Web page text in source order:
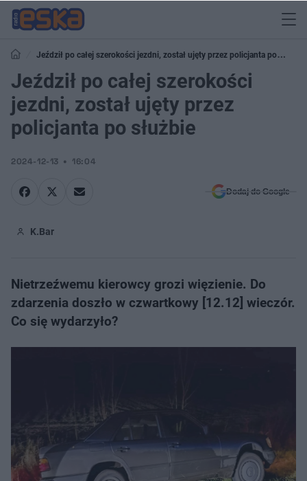
Jeździł po całej szerokości jezdni, został ujęty przez policjanta po
służbie
Jeździł po całej szerokości
jezdni, został ujęty przez
policjanta po służbie
2024-12-13 16:04
Dodaj do Google
K.Bar
Nietrzeźwemu kierowcy grozi więzienie. Do
zdarzenia doszło w czwartkowy [12.12] wieczór.
Co się wydarzyło?